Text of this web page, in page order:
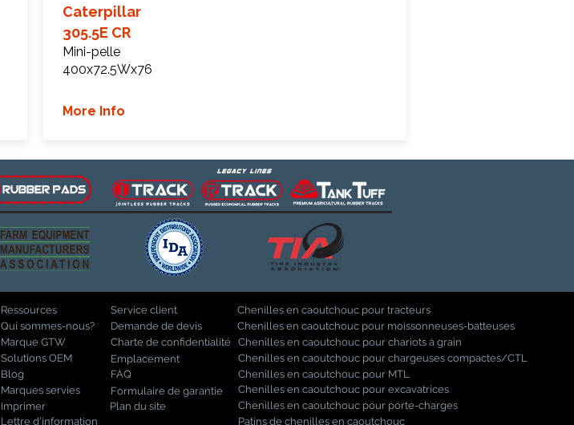
Caterpillar
305.5E CR
Mini-pelle
400x72.5Wx76
More Info
Service client
Ressources
Qui sommes-nous?
Marque GTW
Solutions OEM
Blog
Marques servies
Imprimer
Lettre d'information
Demande de devis
Charte de confidentialité
Emplacement
FAQ
Formulaire de garantie
Plan du site
Chenilles en caoutchouc pour tracteurs
Chenilles en caoutchouc pour moissonneuses-batteuses
Chenilles en caoutchouc pour chariots à grain
Chenilles en caoutchouc pour chargeuses compactes/CTL
Chenilles en caoutchouc pour MTL
Chenilles en caoutchouc pour excavatrices
Chenilles en caoutchouc pour porte-charges
Patins de chenilles en caoutchouc